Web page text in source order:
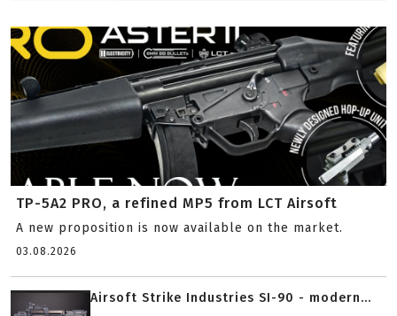
TP-5A2 PRO, a refined MP5 from LCT Airsoft
A new proposition is now available on the market.
03.08.2026
Airsoft Strike Industries SI-90 - modern...